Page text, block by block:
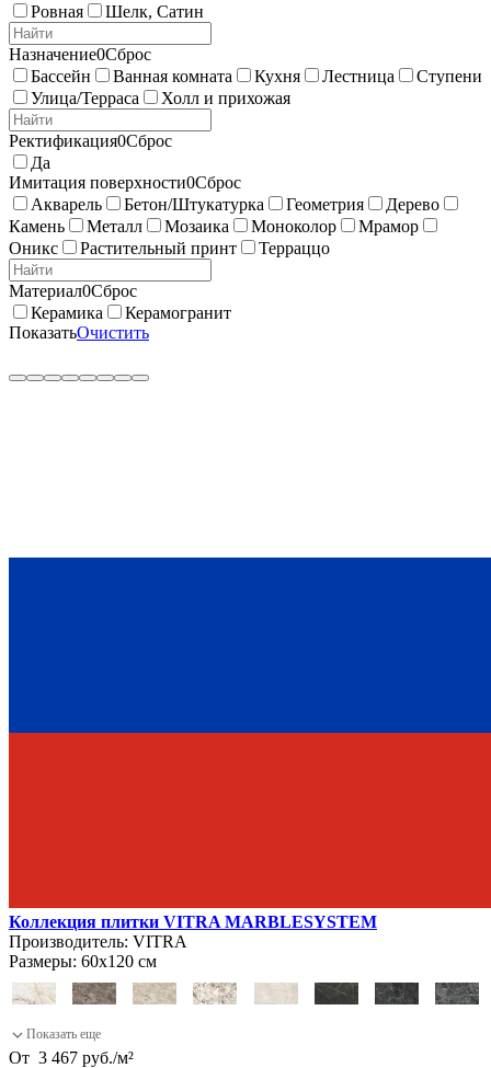
Ровная
Шелк, Сатин
Назначение0Сброс
Бассейн
Ванная комната Кухня Лестница
Ступени
Улица/Терраса
Холл и прихожая
Ректификация0Сброс
Да
Имитация поверхности0Сброс
Акварель
Бетон/Штукатурка Геометрия
Дерево
Камень
Металл Мозаика Моноколор
Мрамор
Оникс
Растительный принт Терраццо
Материал0Сброс
Керамика
Керамогранит
ПоказатьОчистить
Коллекция плитки VITRA MARBLESYSTEM
Производитель: VITRA
Размеры: 60х120 см
От 3 467 руб./м²